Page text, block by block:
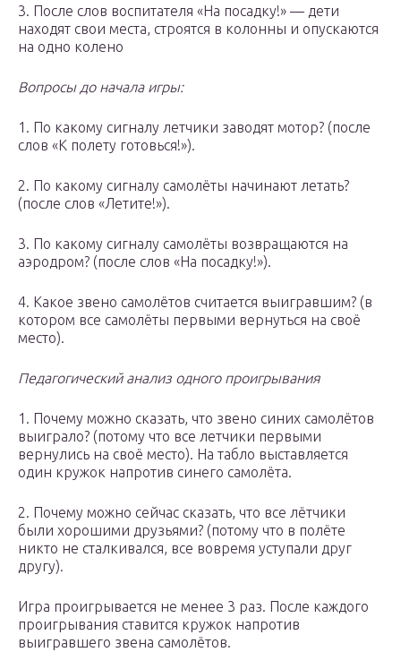
3. После слов воспитателя «На посадку!» — дети
находят свои места, строятся в колонны и опускаются
на одно колено
Вопросы до начала игры:
1. По какому сигналу летчики заводят мотор? (после
слов «К полету готовься!»).
2. По какому сигналу самолёты начинают летать?
(после слов «Летите!»).
3. По какому сигналу самолёты возвращаются на
аэродром? (после слов «На посадку!»).
4. Какое звено самолётов считается выигравшим? (в
котором все самолёты первыми вернуться на своё
место).
Педагогический анализ одного проигрывания
1. Почему можно сказать, что звено синих самолётов
выиграло? (потому что все летчики первыми
вернулись на своё место). На табло выставляется
один кружок напротив синего самолёта.
2. Почему можно сейчас сказать, что все лётчики
были хорошими друзьями? (потому что в полёте
никто не сталкивался, все вовремя уступали друг
другу).
Игра проигрывается не менее 3 раз. После каждого
проигрывания ставится кружок напротив
выигравшего звена самолётов.